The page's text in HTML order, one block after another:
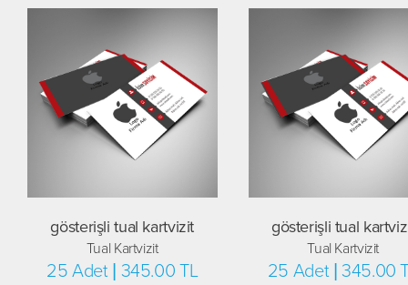
gösterişli tual kartvizit
Tual Kartvizit
25 Adet | 345.00 TL
gösterişli tual
Tual Kartvizit
25 Adet | 345.00